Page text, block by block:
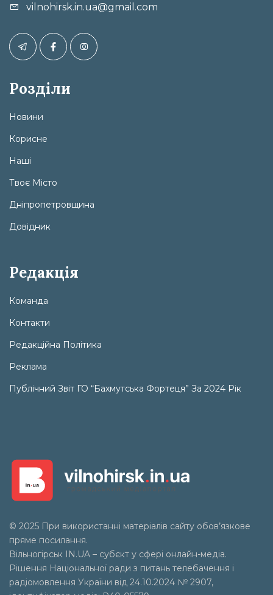
vilnohirsk.in.ua@gmail.com
Розділи
Новини
Корисне
Наші
Твоє Місто
Дніпропетровщина
Довідник
Редакція
Команда
Контакти
Редакційна Політика
Реклама
Публічний Звіт ГО “Бахмутська Фортеця” За 2024 Рік
© 2025 При використанні матеріалів сайту обов’язкове
пряме посилання.
Вільногірськ IN.UA – субєкт у сфері онлайн-медіа.
Рішення Національної ради з питань телебачення і
радіомовлення України від 24.10.2024 № 2907,